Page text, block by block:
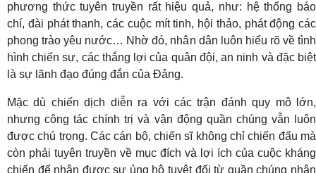
phương thức tuyên truyền rất hiệu quả, như: hệ thống báo
chí, đài phát thanh, các cuộc mít tinh, hội thảo, phát động các
phong trào yêu nước… Nhờ đó, nhân dân luôn hiểu rõ về tình
hình chiến sự, các thắng lợi của quân đội, an ninh và đặc biệt
là sự lãnh đạo đúng đắn của Đảng.
Mặc dù chiến dịch diễn ra với các trận đánh quy mô lớn,
nhưng công tác chính trị và vận động quần chúng vẫn luôn
được chú trọng. Các cán bộ, chiến sĩ không chỉ chiến đấu mà
còn phải tuyên truyền về mục đích và lợi ích của cuộc kháng
chiến để nhận được sự ủng hộ tuyệt đối từ quần chúng nhân